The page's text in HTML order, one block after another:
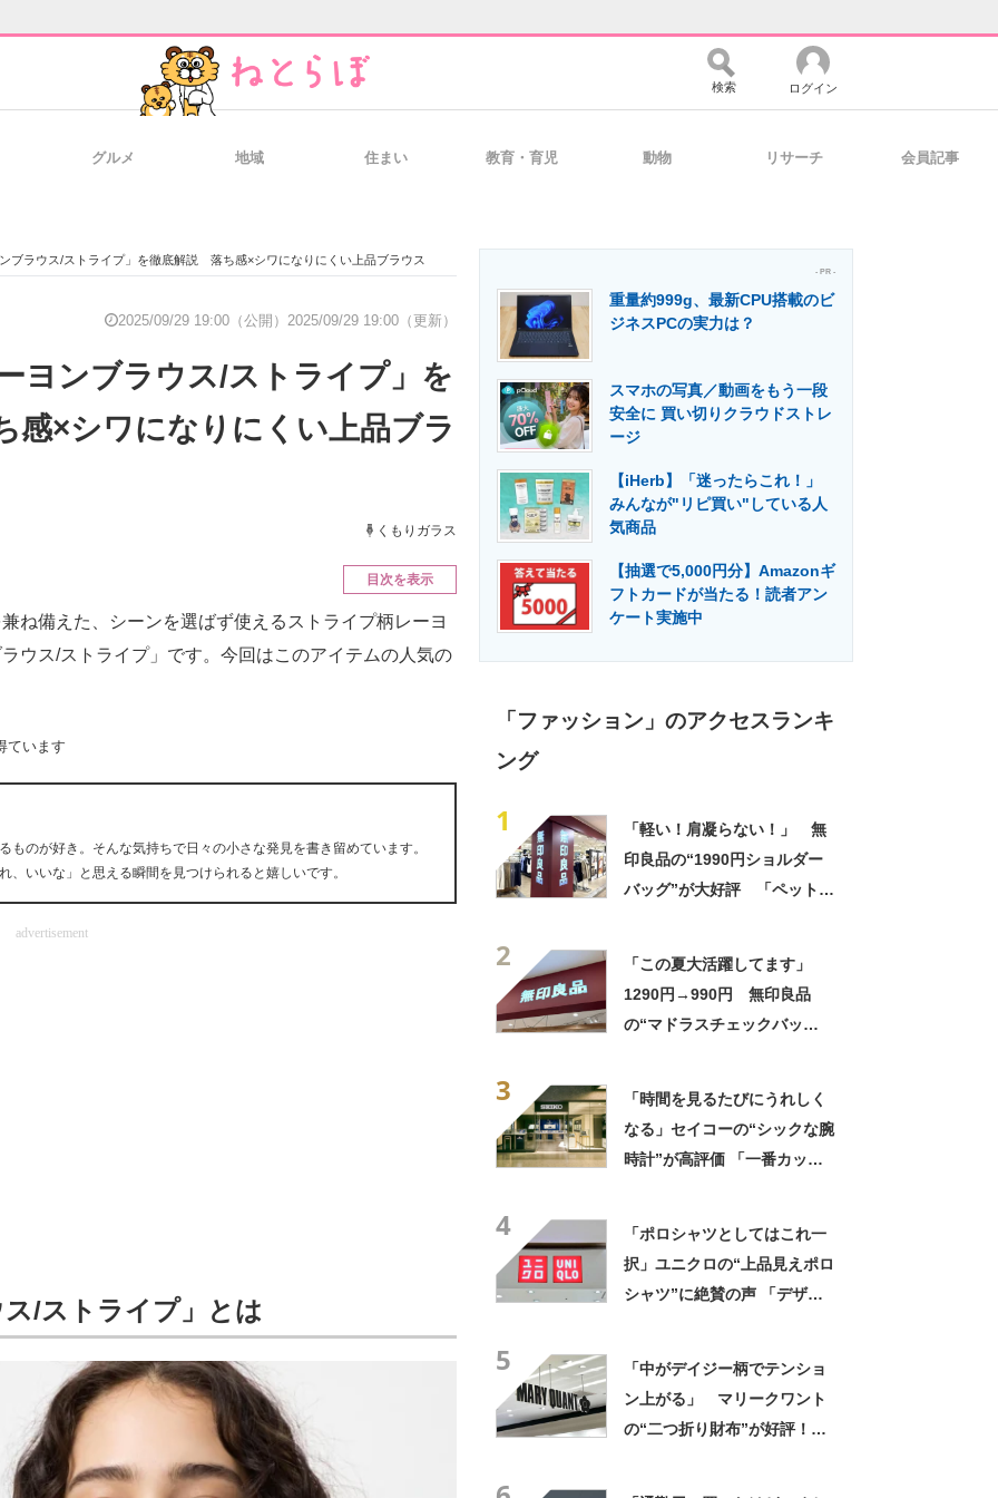
経営リーダーのコミュニティ マーケ×ITの今がよく分かる
の総合サイト 製造業のIT導入・活用を支援
エネルギーの専門メディア 建設×テクノロジーの最前線
検索 ログイン
グルメ 地域 住まい 教育・育児 動物 リサーチ 会員記事
ブラウス/ストライプ」を徹底解説 落ち感×シワになりにくい上品ブラウス
2025/09/29 19:00（公開） 2025/09/29 19:00（更新）
ヨンブラウス/ストライプ」を
×シワになりにくい上品ブラ
くもりガラス
目次を表示
備えた、シーンを選ばず使えるストライプ柄レーヨ
ウス/ストライプ」です。今回はこのアイテムの人気の
ています
ものが好き。そんな気持ちで日々の小さな発見を書き留めています。
いいな」と思える瞬間を見つけられると嬉しいです。
advertisement
/ストライプ」とは
- PR -
重量約999g、最新CPU搭載のビ
ジネスPCの実力は？
スマホの写真／動画をもう一段
安全に 買い切りクラウドストレ
ージ
【iHerb】「迷ったらこれ！」
みんなが"リピ買い"している人
気商品
【抽選で5,000円分】Amazonギ
フトカードが当たる！読者アン
ケート実施中
「ファッション」のアクセスランキ
ング
1
「軽い！肩凝らない！」 無
印良品の“1990円ショルダー
バッグ”が大好評 「ペットボ
2
「この夏大活躍してます」
1290円→990円 無印良品
の“マドラスチェックバッ
3
「時間を見るたびにうれしく
なる」セイコーの“シックな腕
時計”が高評価 「一番カッコ
4
「ポロシャツとしてはこれ一
択」ユニクロの“上品見えポロ
シャツ”に絶賛の声 「デザイ
5
「中がデイジー柄でテンショ
ン上がる」 マリークワント
の“二つ折り財布”が好評！